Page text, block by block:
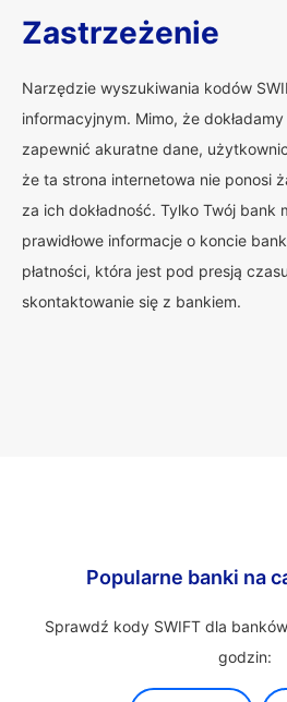
Zastrzeżenie
Narzędzie wyszukiwania kodów
informacyjnym. Mimo, że
zapewnić akuratne dane,
że ta strona internetowa nie ponosi
za ich dokładność. Tylko Twój bank
prawidłowe informacje o koncie
płatności, która jest pod presją
skontaktowanie się z bankiem.
Popularne banki na
Sprawdź kody SWIFT dla
godzin: